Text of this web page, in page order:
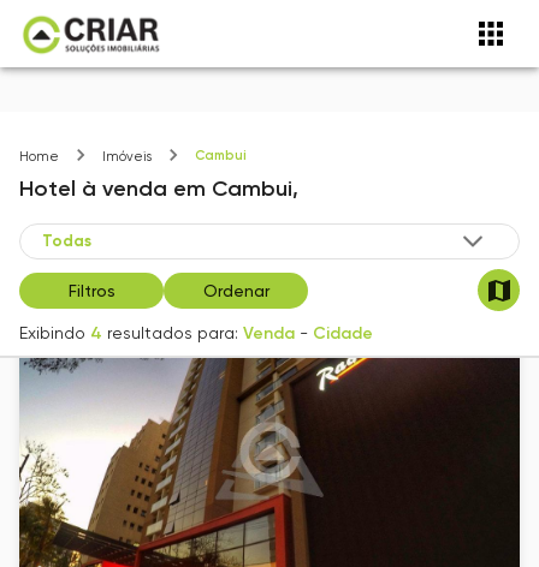
Home Imóveis Cambui
Hotel à venda em Cambui,
Filtros Ordenar
Exibindo 4 resultados para: Venda - Cidade